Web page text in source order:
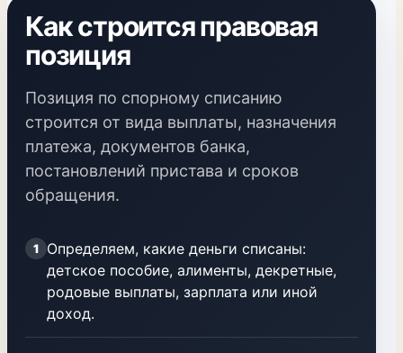
Как строится правовая
позиция
Позиция по спорному списанию
строится от вида выплаты, назначения
платежа, документов банка,
постановлений пристава и сроков
обращения.
1
Определяем, какие деньги списаны:
детское пособие, алименты, декретные,
родовые выплаты, зарплата или иной
доход.